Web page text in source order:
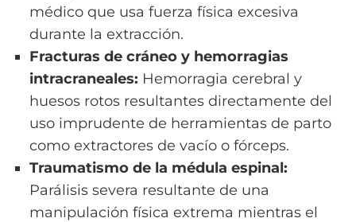
médico que usa fuerza física excesiva
durante la extracción.
Fracturas de cráneo y hemorragias
intracraneales: Hemorragia cerebral y
huesos rotos resultantes directamente del
uso imprudente de herramientas de parto
como extractores de vacío o fórceps.
Traumatismo de la médula espinal:
Parálisis severa resultante de una
manipulación física extrema mientras el